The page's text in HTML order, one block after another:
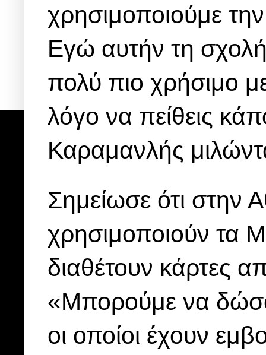
χρησιμοποιούμε
Εγώ αυτήν τη
πολύ πιο χρήσιμο
λόγο να πείθεις
Καραμανλής
Σημείωσε ότι στην
χρησιμοποιούν τα
διαθέτουν κάρτες
«Μπορούμε να
οι οποίοι έχουν